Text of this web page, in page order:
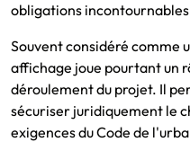
obligations
Souvent considéré comme
affichage joue pourtant un
déroulement du projet. Il
sécuriser juridiquement le
exigences du Code de